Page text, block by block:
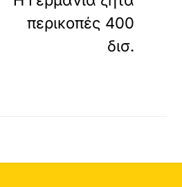
περικοπές 400
δισ.